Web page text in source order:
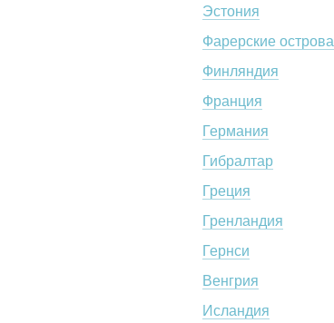
Эстония
Фарерские острова
Финляндия
Франция
Германия
Гибралтар
Греция
Гренландия
Гернси
Венгрия
Исландия